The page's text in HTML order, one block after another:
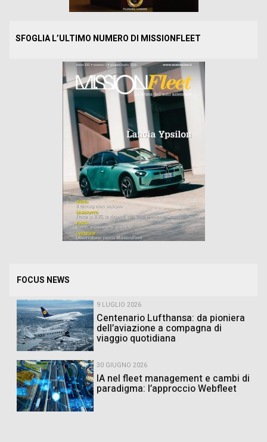
SFOGLIA L’ULTIMO NUMERO DI MISSIONFLEET
FOCUS NEWS
9 LUGLIO 2026
Centenario Lufthansa: da pioniera
dell’aviazione a compagna di
viaggio quotidiana
30 GIUGNO 2026
IA nel fleet management e cambi di
paradigma: l’approccio Webfleet